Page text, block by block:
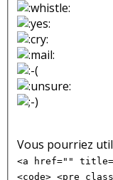
Vous pourriez
<a href=""
<code> <pre